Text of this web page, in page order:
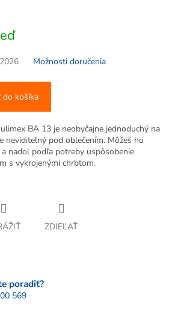
Možnosti doručenia
do košíka
BA 13 je neobyčajne jednoduchý na
neviditeľný pod oblečením. Môžeš ho
nadol podľa potreby uspôsobenie
s vykrojenými chrbtom.
ZDIEĽAŤ
poradiť?
569